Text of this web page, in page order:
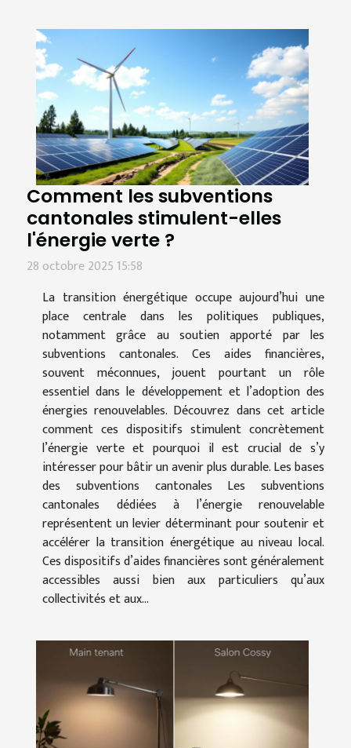
Comment les subventions
cantonales stimulent-elles
l'énergie verte ?
28 octobre 2025 15:58
La transition énergétique occupe aujourd’hui une
place centrale dans les politiques publiques,
notamment grâce au soutien apporté par les
subventions cantonales. Ces aides financières,
souvent méconnues, jouent pourtant un rôle
essentiel dans le développement et l’adoption des
énergies renouvelables. Découvrez dans cet article
comment ces dispositifs stimulent concrètement
l’énergie verte et pourquoi il est crucial de s’y
intéresser pour bâtir un avenir plus durable. Les bases
des subventions cantonales Les subventions
cantonales dédiées à l’énergie renouvelable
représentent un levier déterminant pour soutenir et
accélérer la transition énergétique au niveau local.
Ces dispositifs d’aides financières sont généralement
accessibles aussi bien aux particuliers qu’aux
collectivités et aux...